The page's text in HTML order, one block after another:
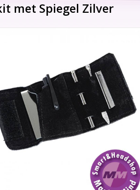
met Spiegel Zilver